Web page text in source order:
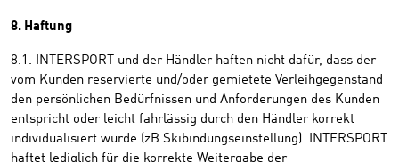
8. Haftung
8.1. INTERSPORT und der Händler haften nicht dafür, dass der
vom Kunden reservierte und/oder gemietete Verleihgegenstand
den persönlichen Bedürfnissen und Anforderungen des Kunden
entspricht oder leicht fahrlässig durch den Händler korrekt
individualisiert wurde (zB Skibindungseinstellung). INTERSPORT
haftet lediglich für die korrekte Weitergabe der